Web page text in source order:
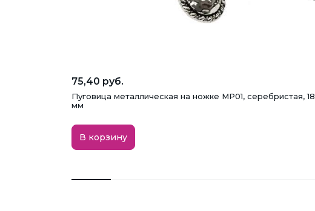
75,40 руб.
Пуговица металлическая на ножке MP01, серебристая, 18
мм
В корзину